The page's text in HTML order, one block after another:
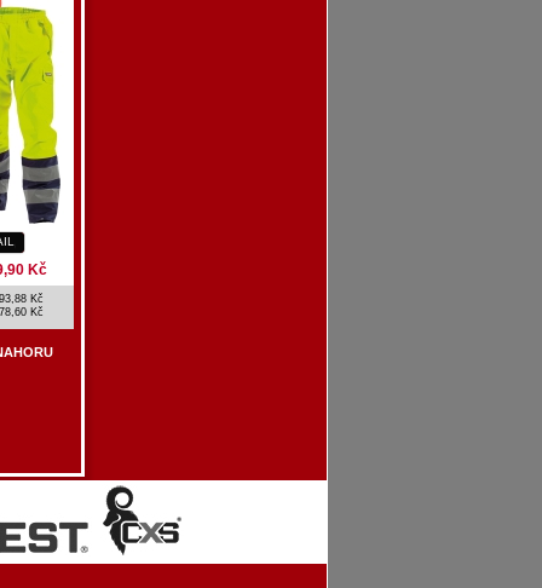
Kč
Kč
Kč